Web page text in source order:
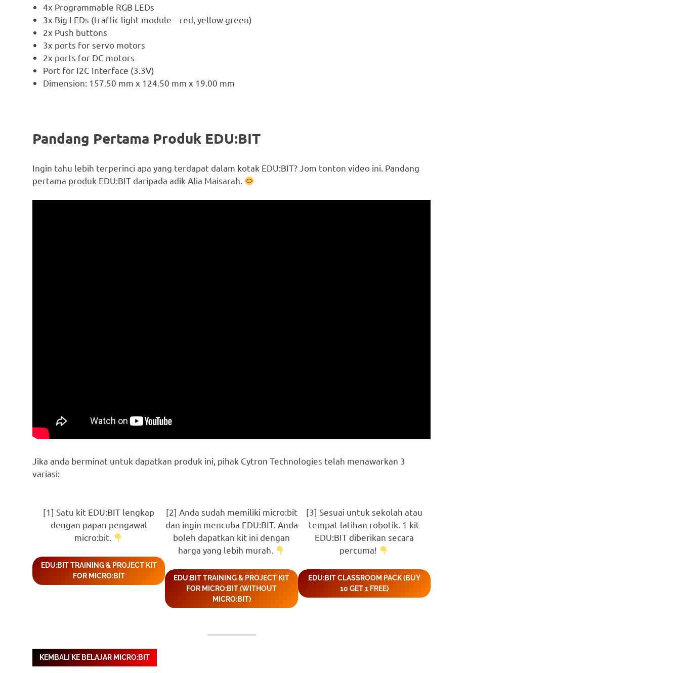
4x Programmable RGB LEDs
3x Big LEDs (traffic light module – red, yellow green)
2x Push buttons
3x ports for servo motors
2x ports for DC motors
Port for I2C Interface (3.3V)
Dimension: 157.50 mm x 124.50 mm x 19.00 mm
Pandang Pertama Produk EDU:BIT
Ingin tahu lebih terperinci apa yang terdapat dalam kotak EDU:BIT? Jom tonton video ini. Pandang
pertama produk EDU:BIT daripada adik Alia Maisarah.
Jika anda berminat untuk dapatkan produk ini, pihak Cytron Technologies telah menawarkan 3
variasi:
[1] Satu kit EDU:BIT lengkap
dengan papan pengawal
micro:bit.
EDU:BIT TRAINING & PROJECT KIT
FOR MICRO:BIT
[2] Anda sudah memiliki micro:bit
dan ingin mencuba EDU:BIT. Anda
boleh dapatkan kit ini dengan
harga yang lebih murah.
EDU:BIT TRAINING & PROJECT KIT
FOR MICRO:BIT (WITHOUT
MICRO:BIT)
[3] Sesuai untuk sekolah atau
tempat latihan robotik. 1 kit
EDU:BIT diberikan secara
percuma!
EDU:BIT CLASSROOM PACK (BUY
10 GET 1 FREE)
KEMBALI KE BELAJAR MICRO:BIT